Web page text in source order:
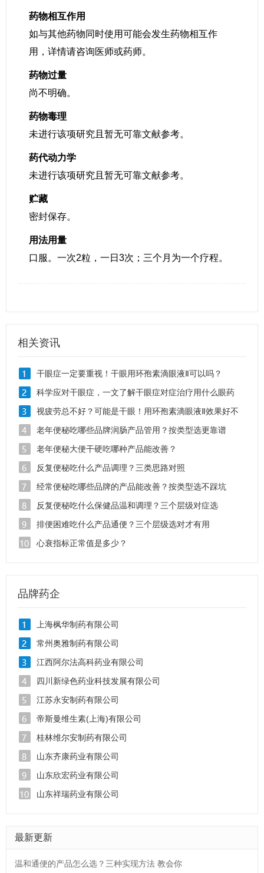
药物相互作用
如与其他药物同时使用可能会发生药物相互作
用，详情请咨询医师或药师。
药物过量
尚不明确。
药物毒理
未进行该项研究且暂无可靠文献参考。
药代动力学
未进行该项研究且暂无可靠文献参考。
贮藏
密封保存。
用法用量
口服。一次2粒，一日3次；三个月为一个疗程。
相关资讯
干眼症一定要重视！干眼用环孢素滴眼液Ⅱ可以吗？
科学应对干眼症，一文了解干眼症对症治疗用什么眼药
水？
视疲劳总不好？可能是干眼！用环孢素滴眼液Ⅱ效果好不
好？
老年便秘吃哪些品牌润肠产品管用？按类型选更靠谱
老年便秘大便干硬吃哪种产品能改善？
反复便秘吃什么产品调理？三类思路对照
经常便秘吃哪些品牌的产品能改善？按类型选不踩坑
反复便秘吃什么保健品温和调理？三个层级对症选
排便困难吃什么产品通便？三个层级选对才有用
心衰指标正常值是多少？
品牌药企
上海枫华制药有限公司
常州奥雅制药有限公司
江西阿尔法高科药业有限公司
四川新绿色药业科技发展有限公司
江苏永安制药有限公司
帝斯曼维生素(上海)有限公司
桂林维尔安制药有限公司
山东齐康药业有限公司
山东欣宏药业有限公司
山东祥瑞药业有限公司
最新更新
温和通便的产品怎么选？三种实现方法 教会你